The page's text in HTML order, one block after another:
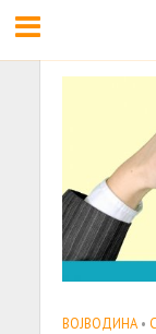
ВОЈВОДИНА •